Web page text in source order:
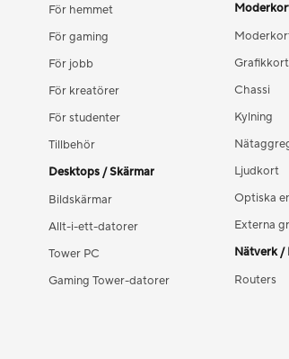
För hemmet
För gaming
För jobb
För kreatörer
För studenter
Tillbehör
Desktops / Skärmar
Bildskärmar
Allt-i-ett-datorer
Tower PC
Gaming Tower-datorer
Grafikkort
Chassi
Kylning
Ljudkort
Optiska
Externa
Nätverk /
Routers